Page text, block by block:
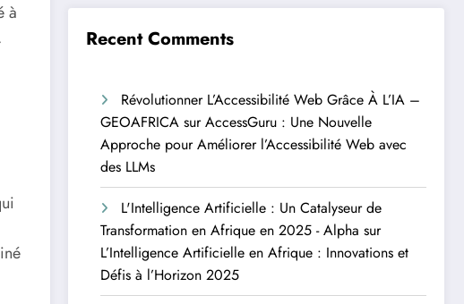
à
Recent Comments
Révolutionner L’Accessibilité Web Grâce À L’IA –
GEOAFRICA surAccessGuru : Une Nouvelle
Approche pour Améliorer l’Accessibilité Web avec
des LLMs
L'Intelligence Artificielle : Un Catalyseur de
Transformation en Afrique en 2025 - Alpha sur
L’Intelligence Artificielle en Afrique : Innovations et
Défis à l’Horizon 2025